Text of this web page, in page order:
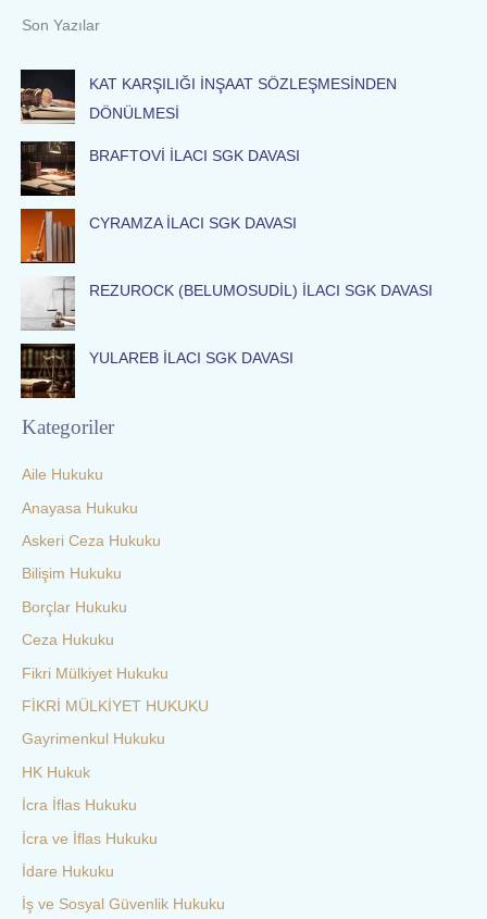
c
h
f
o
r
:
Son Yazılar
KAT KARŞILIĞI İNŞAAT SÖZLEŞMESİNDEN
DÖNÜLMESİ
BRAFTOVİ İLACI SGK DAVASI
CYRAMZA İLACI SGK DAVASI
REZUROCK (BELUMOSUDİL) İLACI SGK DAVASI
YULAREB İLACI SGK DAVASI
Kategoriler
Aile Hukuku
Anayasa Hukuku
Askeri Ceza Hukuku
Bilişim Hukuku
Borçlar Hukuku
Ceza Hukuku
Fikri Mülkiyet Hukuku
FİKRİ MÜLKİYET HUKUKU
Gayrimenkul Hukuku
HK Hukuk
İcra İflas Hukuku
İcra ve İflas Hukuku
İdare Hukuku
İş ve Sosyal Güvenlik Hukuku